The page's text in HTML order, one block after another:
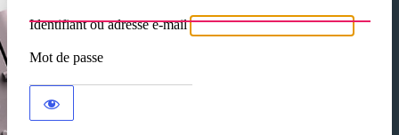
Identifiant ou adresse e-mail
Mot de passe